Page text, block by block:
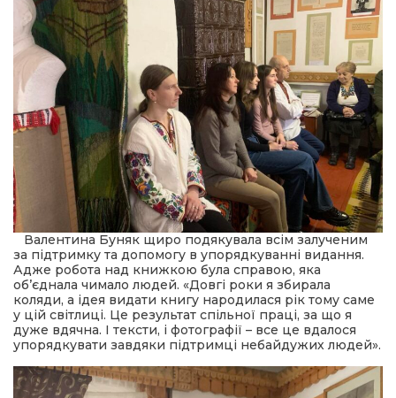
Валентина Буняк щиро подякувала всім залученим
за підтримку та допомогу в упорядкуванні видання.
Адже робота над книжкою була справою, яка
об’єднала чимало людей. «Довгі роки я збирала
коляди, а ідея видати книгу народилася рік тому саме
у цій світлиці. Це результат спільної праці, за що я
дуже вдячна. І тексти, і фотографії – все це вдалося
упорядкувати завдяки підтримці небайдужих людей».